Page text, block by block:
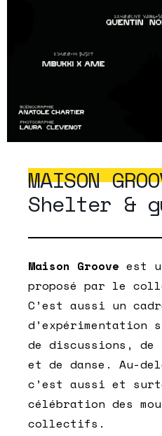
MAISON
Shelter &
Maison Groove est
proposé par le
C’est aussi un
de discussions, de
et de danse. Au-
c’est aussi et
célébration des
collectifs.